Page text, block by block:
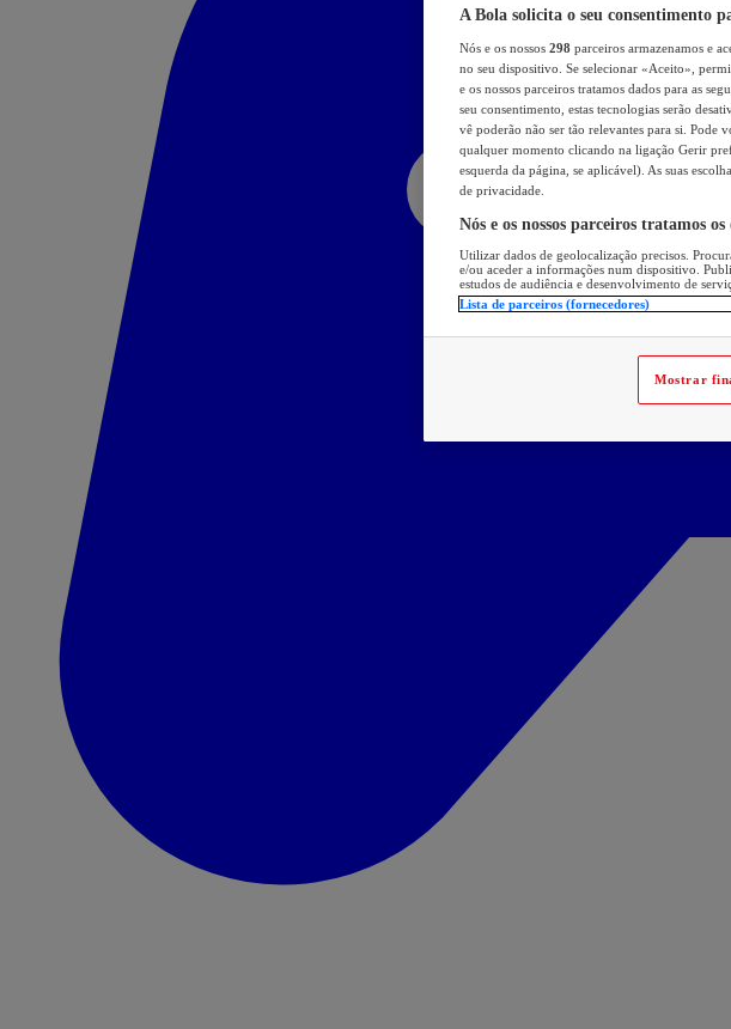
A Bola solicita o seu consentimento
Nós e os nossos 298 parceiros armazenamos e
no seu dispositivo. Se selecionar «Aceito»,
e os nossos parceiros tratamos dados para as
seu consentimento, estas tecnologias serão
vê poderão não ser tão relevantes para si. Pode
qualquer momento clicando na ligação Gerir
esquerda da página, se aplicável). As suas
de privacidade.
Nós e os nossos parceiros tratamos
Utilizar dados de geolocalização precisos.
e/ou aceder a informações num dispositivo.
estudos de audiência e desenvolvimento de
Lista de parceiros (fornecedores)
Mostrar